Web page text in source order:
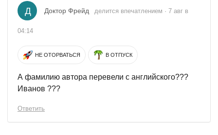
Д Доктор Фрейд делится впечатлением · 7 авг в
04:14
НЕ ОТОРВАТЬСЯ В ОТПУСК
А фамилию автора перевели с английского???
Иванов ???
Ответить